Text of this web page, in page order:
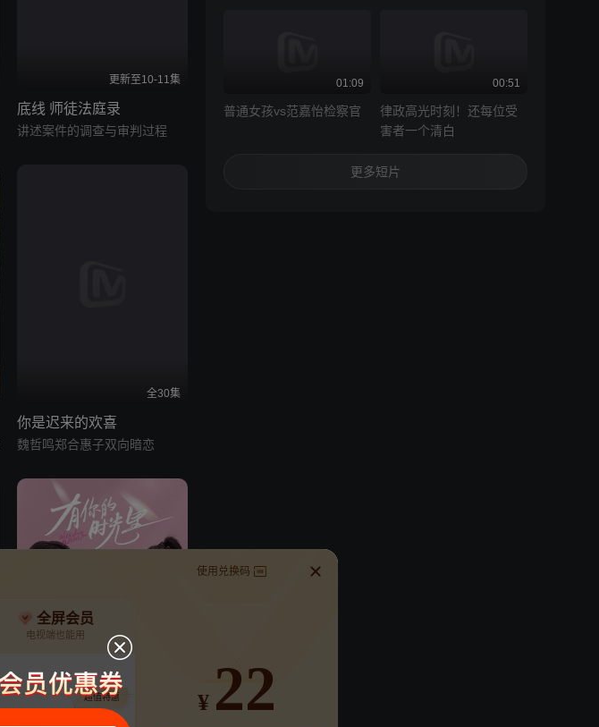
更新至10-11集
底线 师徒法庭录
讲述案件的调查与审判过程
全30集
你是迟来的欢喜
魏哲鸣郑合惠子双向暗恋
01:09
普通女孩vs范嘉怡检察官
00:51
律政高光时刻！还每位受
害者一个清白
更多短片
使用兑换码
全屏会员
电视端也能用
超值特惠 ¥ 22